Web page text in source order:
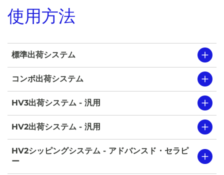
使用方法
標準出荷システム
コンボ出荷システム
HV3出荷システム - 汎用
HV2出荷システム - 汎用
HV2シッピングシステム - アドバンスド・セラピ
ー